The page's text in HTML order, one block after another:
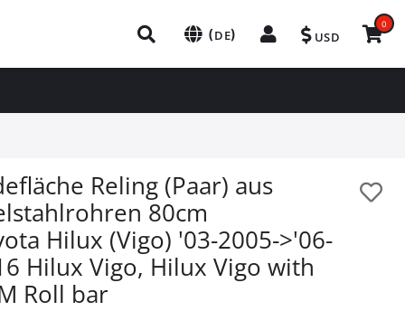
(DE) USD
0
Reling (Paar) aus
80cm
Hilux (Vigo) '03-2005->'06-
Hilux Vigo, Hilux Vigo with
Roll bar